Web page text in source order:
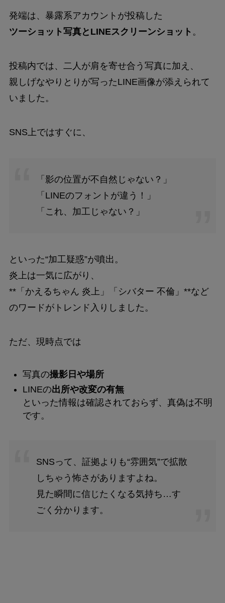
発端は、暴露系アカウントが投稿した
ツーショット写真とLINEスクリーンショット 。
投稿内では、二人が肩を寄せ合う写真に加え、
親しげなやりとりが写ったLINE画像が添えられて
いました。
SNS上ではすぐに、
「影の位置が不自然じゃない？」
「LINEのフォントが違う！」
「これ、加工じゃない？」
といった“加工疑惑”が噴出。
炎上は一気に広がり、
**「かえるちゃん 炎上」「シバター 不倫」**など
のワードがトレンド入りしました。
ただ、現時点では
写真の撮影日や場所
LINEの出所や改変の有無
といった情報は確認されておらず、真偽は不明
です。
SNSって、証拠よりも“雰囲気”で拡散
しちゃう怖さがありますよね。
見た瞬間に信じたくなる気持ち…す
ごく分かります。